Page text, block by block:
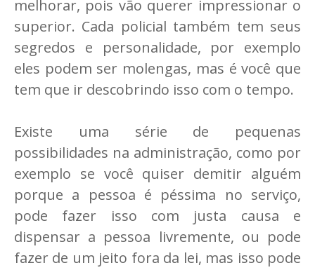
melhorar, pois vão querer impressionar o
superior. Cada policial também tem seus
segredos e personalidade, por exemplo
eles podem ser molengas, mas é você que
tem que ir descobrindo isso com o tempo.
Existe uma série de pequenas
possibilidades na administração, como por
exemplo se você quiser demitir alguém
porque a pessoa é péssima no serviço,
pode fazer isso com justa causa e
dispensar a pessoa livremente, ou pode
fazer de um jeito fora da lei, mas isso pode